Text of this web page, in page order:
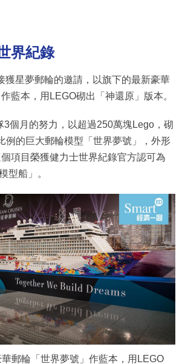
界紀錄
獲星夢郵輪的邀請，以旗下的最新豪華
藍本，用LEGO砌出「神還原」版本。
3個月的努力，以超過250萬塊Lego，砌
例的巨大郵輪模型「世界夢號」，外形
項目榮獲健力士世界紀錄官方認可為
型船」。
郵輪「世界夢號」作藍本，用LEGO